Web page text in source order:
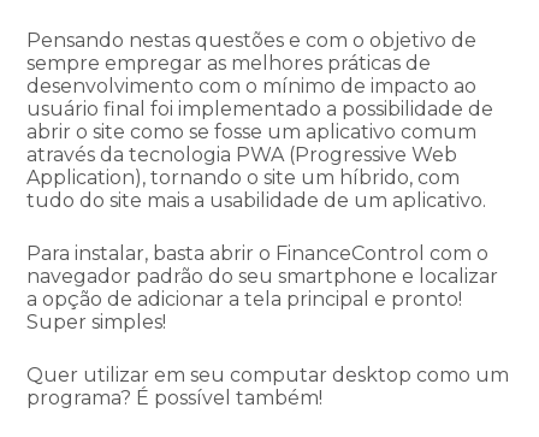
Pensando nestas questões e com o objetivo de
sempre empregar as melhores práticas de
desenvolvimento com o mínimo de impacto ao
usuário final foi implementado a possibilidade de
abrir o site como se fosse um aplicativo comum
através da tecnologia PWA (Progressive Web
Application), tornando o site um híbrido, com
tudo do site mais a usabilidade de um aplicativo.
Para instalar, basta abrir o FinanceControl com o
navegador padrão do seu smartphone e localizar
a opção de adicionar a tela principal e pronto!
Super simples!
Quer utilizar em seu computar desktop como um
programa? É possível também!